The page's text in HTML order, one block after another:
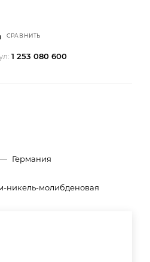
СРАВНИТЬ
1 253 080 600
— Германия
никель-молибденовая